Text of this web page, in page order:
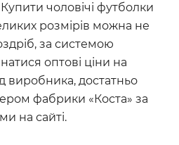
чоловічі футболки
розмірів можна не
за системою
оптові ціни на
виробника, достатньо
фабрики «Коста» за
на сайті.